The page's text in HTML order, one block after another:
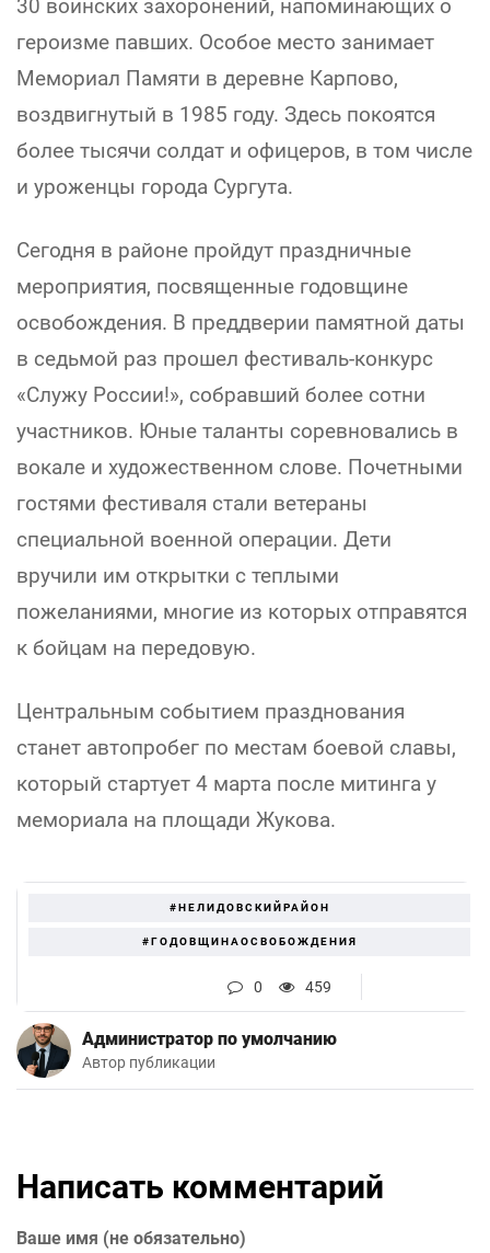
30 воинских захоронений, напоминающих о
героизме павших. Особое место занимает
Мемориал Памяти в деревне Карпово,
воздвигнутый в 1985 году. Здесь покоятся
более тысячи солдат и офицеров, в том числе
и уроженцы города Сургута.
Сегодня в районе пройдут праздничные
мероприятия, посвященные годовщине
освобождения. В преддверии памятной даты
в седьмой раз прошел фестиваль-конкурс
«Служу России!», собравший более сотни
участников. Юные таланты соревновались в
вокале и художественном слове. Почетными
гостями фестиваля стали ветераны
специальной военной операции. Дети
вручили им открытки с теплыми
пожеланиями, многие из которых отправятся
к бойцам на передовую.
Центральным событием празднования
станет автопробег по местам боевой славы,
который стартует 4 марта после митинга у
мемориала на площади Жукова.
#НЕЛИДОВСКИЙРАЙОН
#ГОДОВЩИНАОСВОБОЖДЕНИЯ
0 459
Администратор по умолчанию
Автор публикации
Написать комментарий
Ваше имя (не обязательно)